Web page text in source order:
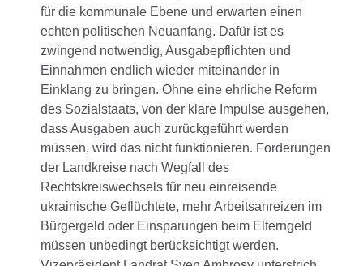
für die kommunale Ebene und erwarten einen
echten politischen Neuanfang. Dafür ist es
zwingend notwendig, Ausgabepflichten und
Einnahmen endlich wieder miteinander in
Einklang zu bringen. Ohne eine ehrliche Reform
des Sozialstaats, von der klare Impulse ausgehen,
dass Ausgaben auch zurückgeführt werden
müssen, wird das nicht funktionieren. Forderungen
der Landkreise nach Wegfall des
Rechtskreiswechsels für neu einreisende
ukrainische Geflüchtete, mehr Arbeitsanreizen im
Bürgergeld oder Einsparungen beim Elterngeld
müssen unbedingt berücksichtigt werden.